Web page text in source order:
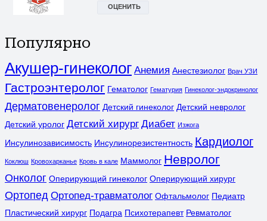
Популярно
Акушер-гинеколог Анемия Анестезиолог Врач УЗИ
Гастроэнтеролог Гематолог Гематурия Гинеколог-эндокринолог
Дерматовенеролог Детский гинеколог Детский невролог
Детский уролог Детский хирург Диабет Изжога
Инсулинозависимость Инсулинорезистентность Кардиолог
Коклюш Кровохарканье Кровь в кале Маммолог Невролог
Онколог Оперирующий гинеколог Оперирующий хирург
Ортопед Ортопед-травматолог Офтальмолог Педиатр
Пластический хирург Подагра Психотерапевт Ревматолог